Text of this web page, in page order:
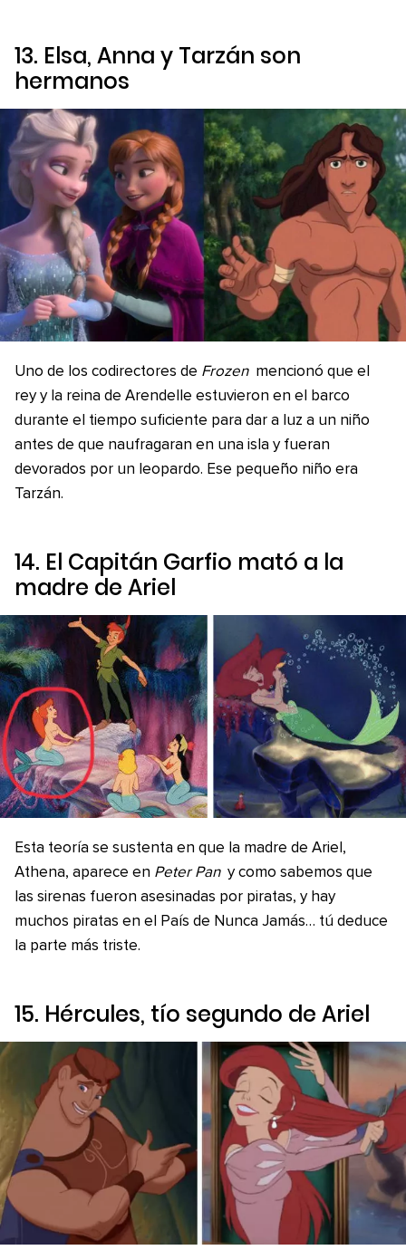
13. Elsa, Anna y Tarzán son
hermanos
Uno de los codirectores de Frozen mencionó que el
rey y la reina de Arendelle estuvieron en el barco
durante el tiempo suficiente para dar a luz a un niño
antes de que naufragaran en una isla y fueran
devorados por un leopardo. Ese pequeño niño era
Tarzán.
14. El Capitán Garfio mató a la
madre de Ariel
Esta teoría se sustenta en que la madre de Ariel,
Athena, aparece en Peter Pan y como sabemos que
las sirenas fueron asesinadas por piratas, y hay
muchos piratas en el País de Nunca Jamás… tú deduce
la parte más triste.
15. Hércules, tío segundo de Ariel